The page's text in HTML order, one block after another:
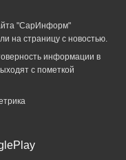
"СарИнформ"
на страницу с новостью.
информации в
с пометкой